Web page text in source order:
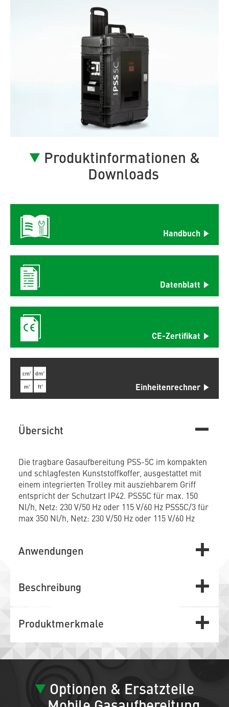
Produktinformationen &
Downloads
Handbuch
Datenblatt
CE-Zertifikat
Einheitenrechner
Übersicht
Die tragbare Gasaufbereitung PSS-5C im kompakten
und schlagfesten Kunststoffkoffer, ausgestattet mit
einem integrierten Trolley mit ausziehbarem Griff
entspricht der Schutzart IP42. PSS5C für max. 150
Nl/h, Netz: 230 V/50 Hz oder 115 V/60 Hz PSS5C/3 für
max 350 Nl/h, Netz: 230 V/50 Hz oder 115 V/60 Hz
Anwendungen
Beschreibung
Produktmerkmale
Optionen & Ersatzteile